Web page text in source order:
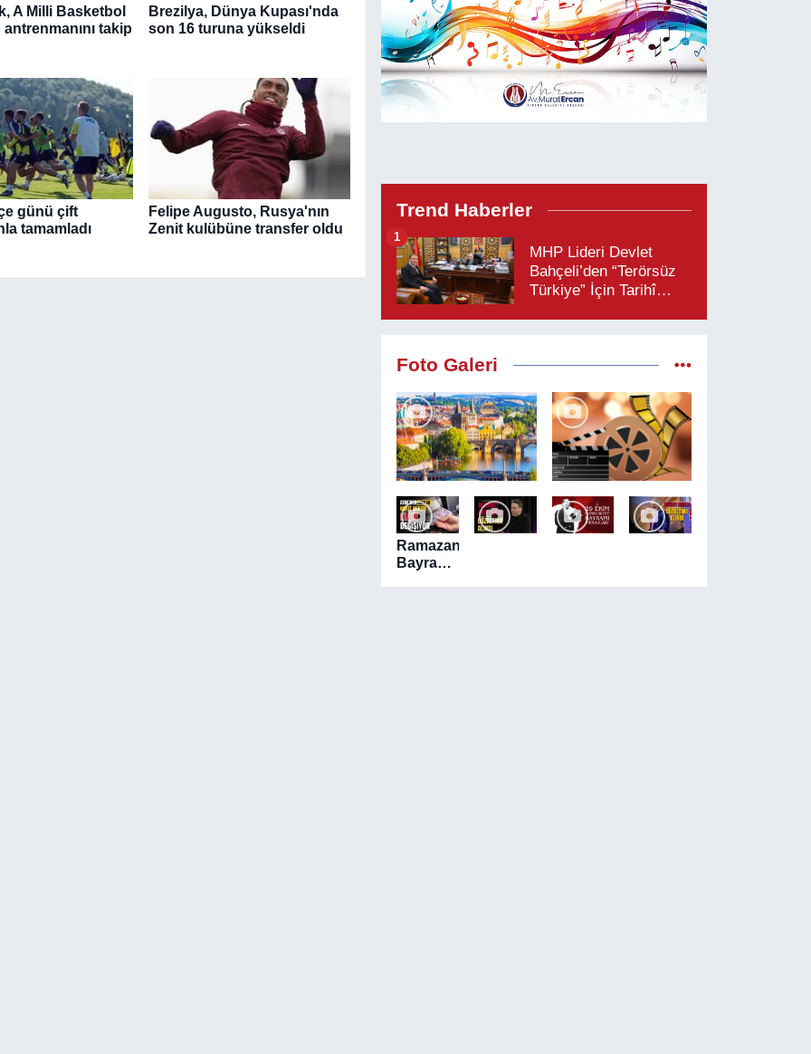
A Milli Basketbol
antrenmanını takip
Brezilya, Dünya Kupası'nda
son 16 turuna yükseldi
günü çift
tamamladı
Felipe Augusto, Rusya'nın
Zenit kulübüne transfer oldu
Trend Haberler
MHP Lideri Devlet
Bahçeli’den “Terörsüz
Türkiye” İçin Tarihî
1
Foto Galeri
Ramazan
Bayramı